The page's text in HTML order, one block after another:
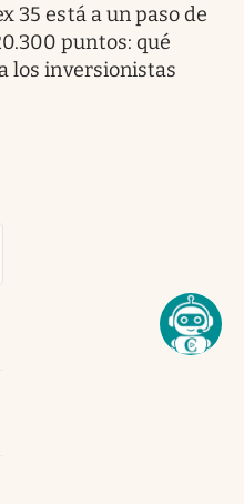
35 está a un paso de
puntos: qué
los inversionistas